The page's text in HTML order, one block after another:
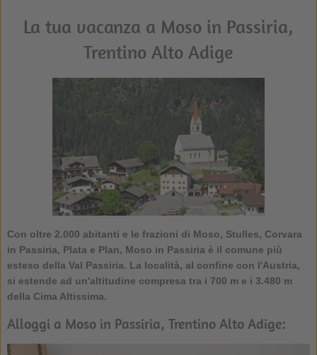
La tua vacanza a Moso in Passiria,
Trentino Alto Adige
Con oltre 2.000 abitanti e le frazioni di Moso, Stulles, Corvara
in Passiria, Plata e Plan, Moso in Passiria è il comune più
esteso della Val Passiria. La località, al confine con l'Austria,
si estende ad un'altitudine compresa tra i 700 m e i 3.480 m
della Cima Altissima.
Alloggi a Moso in Passiria, Trentino Alto Adige: